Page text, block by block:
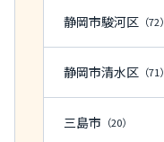
静岡市駿河区 （72）
静岡市清水区 （71）
三島市 （20）